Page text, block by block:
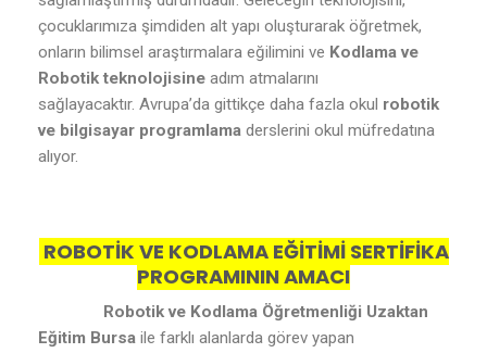
çocuklarımıza şimdiden alt yapı oluşturarak öğretmek,
onların bilimsel araştırmalara eğilimini ve Kodlama ve
Robotik teknolojisine adım atmalarını
sağlayacaktır. Avrupa’da gittikçe daha fazla okul robotik
ve bilgisayar programlama derslerini okul müfredatına
alıyor.
ROBOTİK VE KODLAMA EĞİTİMİ SERTİFİKA
PROGRAMININ AMACI
Robotik ve Kodlama Öğretmenliği Uzaktan
Eğitim Bursa ile farklı alanlarda görev yapan